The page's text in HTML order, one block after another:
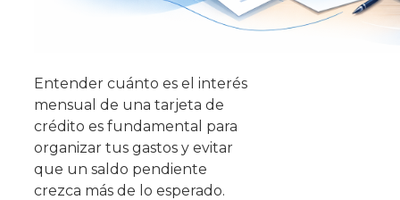
Entender cuánto es el interés
mensual de una tarjeta de
crédito es fundamental para
organizar tus gastos y evitar
que un saldo pendiente
crezca más de lo esperado.